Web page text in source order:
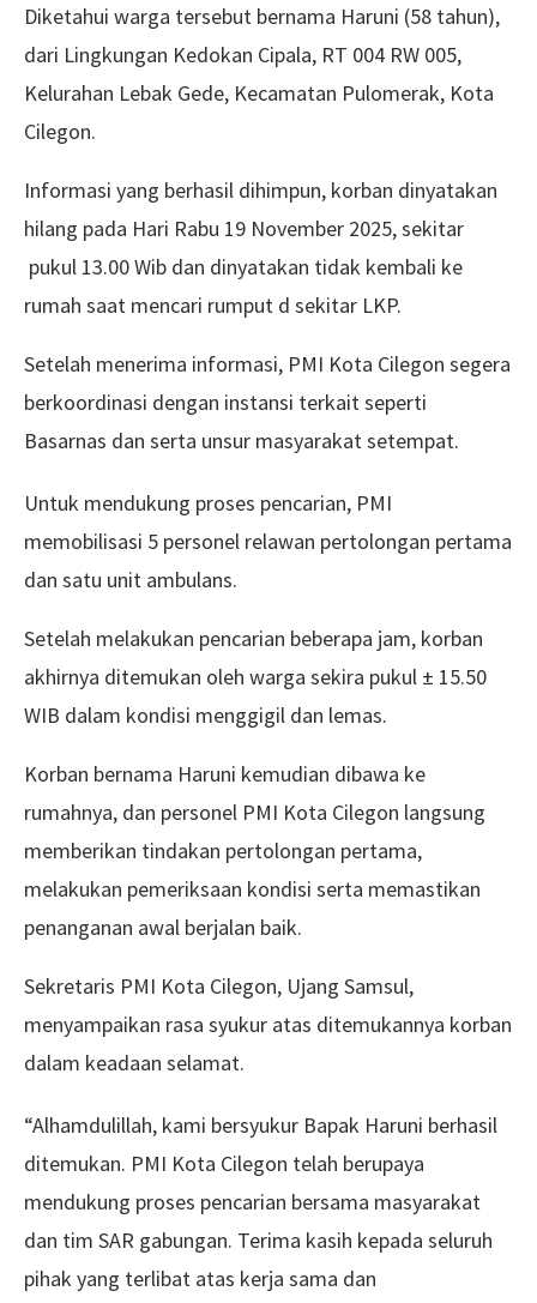
Diketahui warga tersebut bernama Haruni (58 tahun),
dari Lingkungan Kedokan Cipala, RT 004 RW 005,
Kelurahan Lebak Gede, Kecamatan Pulomerak, Kota
Cilegon.
Informasi yang berhasil dihimpun, korban dinyatakan
hilang pada Hari Rabu 19 November 2025, sekitar
pukul 13.00 Wib dan dinyatakan tidak kembali ke
rumah saat mencari rumput d sekitar LKP.
Setelah menerima informasi, PMI Kota Cilegon segera
berkoordinasi dengan instansi terkait seperti
Basarnas dan serta unsur masyarakat setempat.
Untuk mendukung proses pencarian, PMI
memobilisasi 5 personel relawan pertolongan pertama
dan satu unit ambulans.
Setelah melakukan pencarian beberapa jam, korban
akhirnya ditemukan oleh warga sekira pukul ± 15.50
WIB dalam kondisi menggigil dan lemas.
Korban bernama Haruni kemudian dibawa ke
rumahnya, dan personel PMI Kota Cilegon langsung
memberikan tindakan pertolongan pertama,
melakukan pemeriksaan kondisi serta memastikan
penanganan awal berjalan baik.
Sekretaris PMI Kota Cilegon, Ujang Samsul,
menyampaikan rasa syukur atas ditemukannya korban
dalam keadaan selamat.
“Alhamdulillah, kami bersyukur Bapak Haruni berhasil
ditemukan. PMI Kota Cilegon telah berupaya
mendukung proses pencarian bersama masyarakat
dan tim SAR gabungan. Terima kasih kepada seluruh
pihak yang terlibat atas kerja sama dan